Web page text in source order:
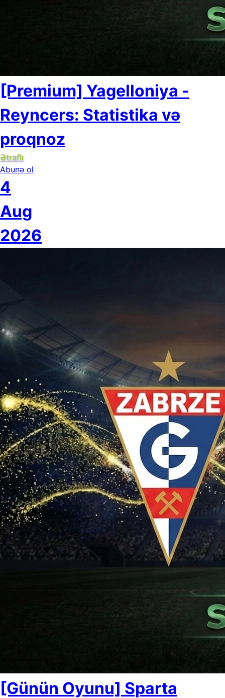
[Premium] Yagelloniya -
Reyncers: Statistika və
proqnoz
Ətraflı
Abunə ol
4
Aug
2026
[Günün Oyunu] Sparta